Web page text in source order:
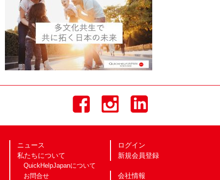
ニュース
私たちについて
QuickHelpJapanについて
お問合せ
ログイン
新規会員登録
会社情報